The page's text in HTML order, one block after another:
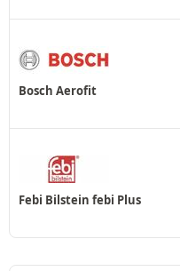
Bosch Aerofit
Febi Bilstein febi Plus